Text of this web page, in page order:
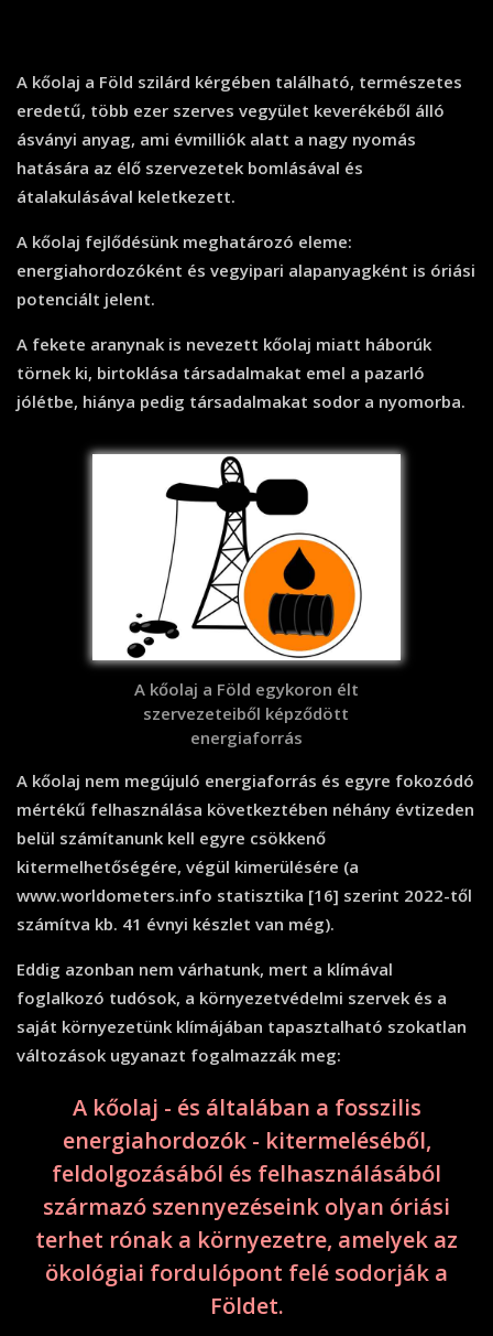
A kőolaj a Föld szilárd kérgében található, természetes
eredetű, több ezer szerves vegyület keverékéből álló
ásványi anyag, ami évmilliók alatt a nagy nyomás
hatására az élő szervezetek bomlásával és
átalakulásával keletkezett.
A kőolaj fejlődésünk meghatározó eleme:
energiahordozóként és vegyipari alapanyagként is óriási
potenciált jelent.
A fekete aranynak is nevezett kőolaj miatt háborúk
törnek ki, birtoklása társadalmakat emel a pazarló
jólétbe, hiánya pedig társadalmakat sodor a nyomorba.
A kőolaj a Föld egykoron élt
szervezeteiből képződött
energiaforrás
A kőolaj nem megújuló energiaforrás és egyre fokozódó
mértékű felhasználása következtében néhány évtizeden
belül számítanunk kell egyre csökkenő
kitermelhetőségére, végül kimerülésére (a
www.worldometers.info statisztika [16] szerint 2022-től
számítva kb. 41 évnyi készlet van még).
Eddig azonban nem várhatunk, mert a klímával
foglalkozó tudósok, a környezetvédelmi szervek és a
saját környezetünk klímájában tapasztalható szokatlan
változások ugyanazt fogalmazzák meg:
A kőolaj - és általában a fosszilis
energiahordozók - kitermeléséből,
feldolgozásából és felhasználásából
származó szennyezéseink olyan óriási
terhet rónak a környezetre, amelyek az
ökológiai fordulópont felé sodorják a
Földet.